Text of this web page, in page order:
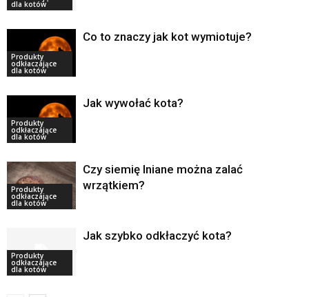
dla kotów
Produkty
odkłaczające
dla kotów
Co to znaczy jak kot wymiotuje?
Produkty
odkłaczające
dla kotów
Jak wywołać kota?
Produkty
odkłaczające
dla kotów
Czy siemię lniane można zalać
wrzątkiem?
Produkty
odkłaczające
dla kotów
Jak szybko odkłaczyć kota?